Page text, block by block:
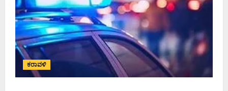
ಕರಾವಳಿ